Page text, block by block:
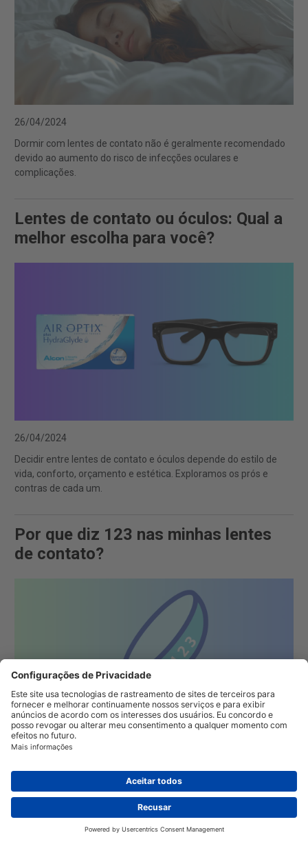
26/04/2024
Dormir com lentes de contato não é geralmente recomendado
devido ao aumento do risco de infecções oculares e
complicações.
Lentes de contato ou óculos: Qual a
melhor escolha para você?
26/04/2024
Decidir entre lentes de contato e óculos depende do estilo de
vida, conforto, orçamento e estética. Exploramos os prós e
contras de cada um.
Por que diz 123 nas minhas lentes
de contato?
Você pode ter notado números nas suas lentes de contato
antes, mas você sabe por que eles estão lá e para que você